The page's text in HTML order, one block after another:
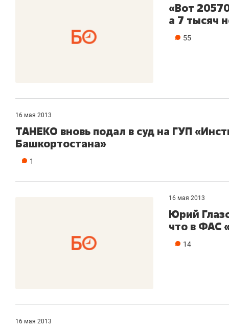
«Вот
а 7 тысяч
55
16 мая 2013
ТАНЕКО вновь подал в суд на ГУП
Башкортостана»
1
16 мая 2013
Юрий
что в ФАС
14
16 мая 2013